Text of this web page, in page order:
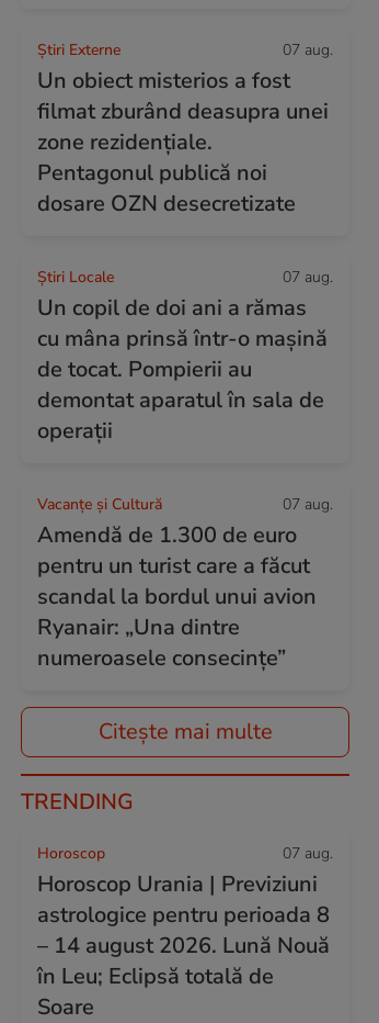
Știri Externe 07 aug.
Un obiect misterios a fost
filmat zburând deasupra unei
zone rezidențiale.
Pentagonul publică noi
dosare OZN desecretizate
Știri Locale 07 aug.
Un copil de doi ani a rămas
cu mâna prinsă într-o mașină
de tocat. Pompierii au
demontat aparatul în sala de
operații
Vacanțe și Cultură 07 aug.
Amendă de 1.300 de euro
pentru un turist care a făcut
scandal la bordul unui avion
Ryanair: „Una dintre
numeroasele consecințe”
Citește mai multe
TRENDING
Horoscop 07 aug.
Horoscop Urania | Previziuni
astrologice pentru perioada 8
– 14 august 2026. Lună Nouă
în Leu; Eclipsă totală de
Soare